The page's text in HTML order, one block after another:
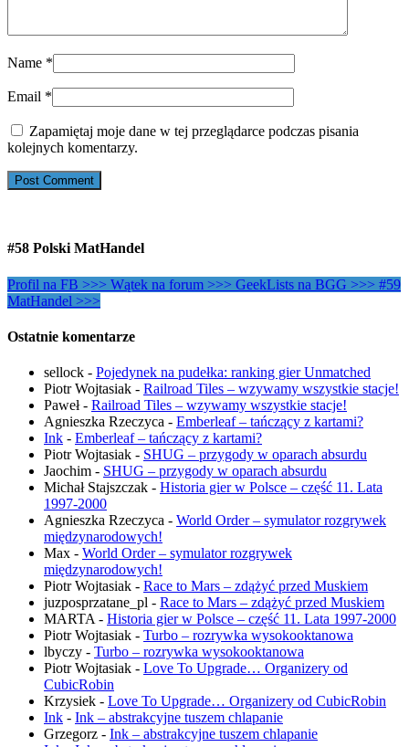
Name *
Email *
Zapamiętaj moje dane w tej przeglądarce podczas pisania
kolejnych komentarzy.
#58 Polski MatHandel
Profil na FB >>> Wątek na forum >>> GeekLists na BGG >>> #59
MatHandel >>>
Ostatnie komentarze
sellock - Pojedynek na pudełka: ranking gier Unmatched
Piotr Wojtasiak - Railroad Tiles – wzywamy wszystkie stacje!
Paweł- Railroad Tiles – wzywamy wszystkie stacje!
Agnieszka Rzeczyca - Emberleaf – tańczący z kartami?
Ink - Emberleaf – tańczący z kartami?
Piotr Wojtasiak - SHUG – przygody w oparach absurdu
Jaochim - SHUG – przygody w oparach absurdu
Michał Stajszczak - Historia gier w Polsce – część 11. Lata
1997-2000
Agnieszka Rzeczyca - World Order – symulator rozgrywek
międzynarodowych!
Max - World Order – symulator rozgrywek
międzynarodowych!
Piotr Wojtasiak - Race to Mars – zdążyć przed Muskiem
juzposprzatane_pl - Race to Mars – zdążyć przed Muskiem
MARTA - Historia gier w Polsce – część 11. Lata 1997-2000
Piotr Wojtasiak - Turbo – rozrywka wysokooktanowa
lbyczy - Turbo – rozrywka wysokooktanowa
Piotr Wojtasiak - Love To Upgrade… Organizery od
CubicRobin
Krzysiek - Love To Upgrade… Organizery od CubicRobin
Ink - Ink – abstrakcyjne tuszem chlapanie
Grzegorz - Ink – abstrakcyjne tuszem chlapanie